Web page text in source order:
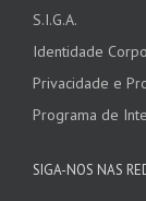
S.I.G.A.
Identidade
Privacidade e
Programa de
SIGA-NOS NAS